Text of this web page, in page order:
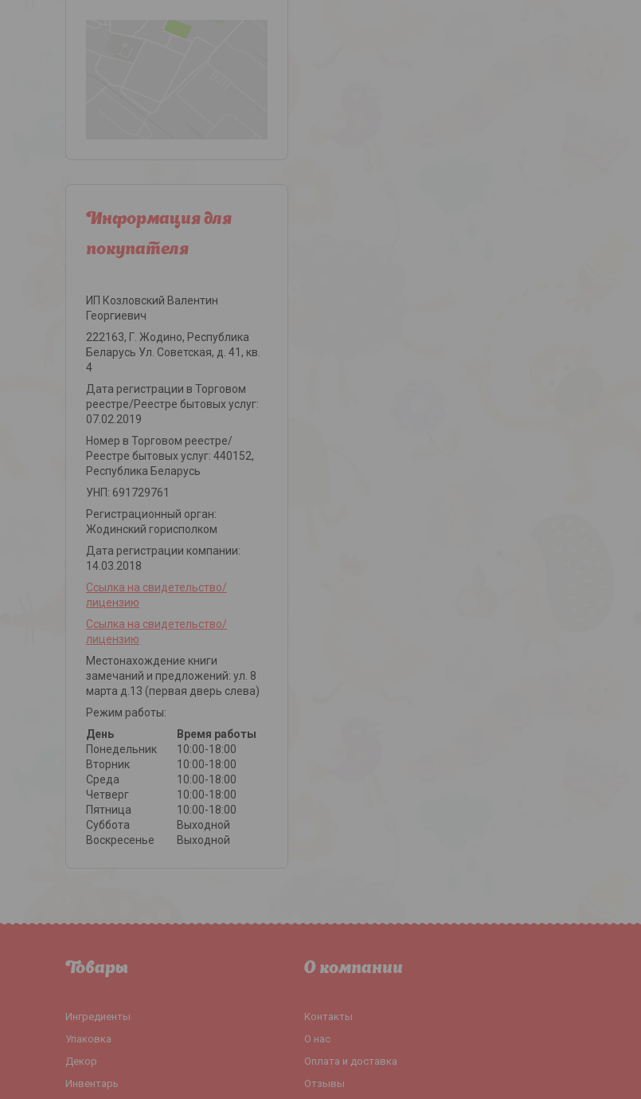
Информация для
покупателя
ИП Козловский Валентин
Георгиевич
222163, Г. Жодино, Республика
Беларусь Ул. Советская, д. 41, кв.
4
Дата регистрации в Торговом
реестре/Реестре бытовых услуг:
07.02.2019
Номер в Торговом реестре/
Реестре бытовых услуг: 440152,
Республика Беларусь
УНП: 691729761
Регистрационный орган:
Жодинский горисполком
Дата регистрации компании:
14.03.2018
Ссылка на свидетельство/
лицензию
Ссылка на свидетельство/
лицензию
Местонахождение книги
замечаний и предложений: ул. 8
марта д.13 (первая дверь слева)
Режим работы:
День
Время работы
Понедельник
10:00-18:00
Вторник
10:00-18:00
Среда
10:00-18:00
Четверг
10:00-18:00
Пятница
10:00-18:00
Суббота
Выходной
Воскресенье
Выходной
Товары
Ингредиенты
Упаковка
Декор
Инвентарь
О компании
Контакты
О нас
Оплата и доставка
Отзывы